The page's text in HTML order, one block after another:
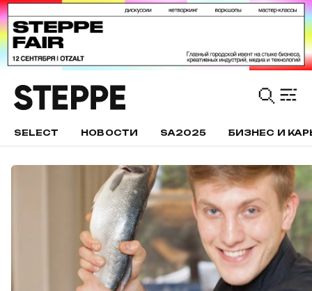
SELECT НОВОСТИ SA2025 БИЗНЕС И